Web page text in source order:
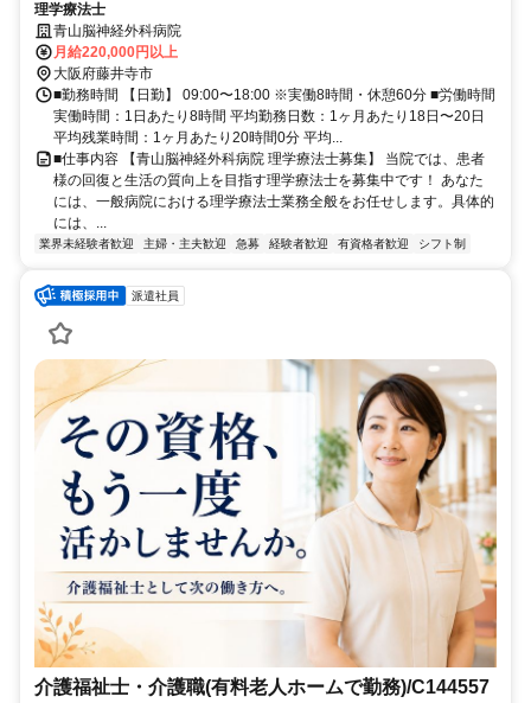
理学療法士
青山脳神経外科病院
月給220,000円以上
大阪府藤井寺市
■勤務時間 【日勤】 09:00〜18:00 ※実働8時間・休憩60分 ■労働時間
実働時間：1日あたり8時間 平均勤務日数：1ヶ月あたり18日〜20日
平均残業時間：1ヶ月あたり20時間0分 平均...
■仕事内容 【青山脳神経外科病院 理学療法士募集】 当院では、患者
様の回復と生活の質向上を目指す理学療法士を募集中です！ あなた
には、一般病院における理学療法士業務全般をお任せします。具体的
には、...
業界未経験者歓迎 主婦・主夫歓迎 急募 経験者歓迎 有資格者歓迎 シフト制
派遣社員
介護福祉士・介護職(有料老人ホームで勤務)/C144557